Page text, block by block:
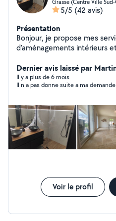
Grasse (Centre Ville
5/5 (42 avis)
Présentation
Bonjour, je propose mes
d'aménagements intérieurs
également je propose mes
l'aménagement extérieur (
clôture ,escalier, dalle,
Dernier avis laissé par
Il y a plus de 6 mois
Il n a pas donne suite a ma demande
Voir le profil